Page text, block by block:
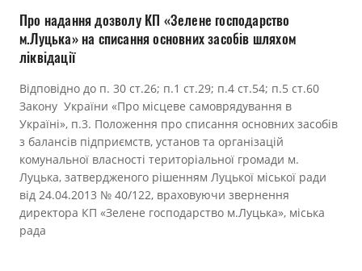
Документи
Про надання дозволу КП «Зелене господарство
м.Луцька» на списання основних засобів шляхом
ліквідації
Відповідно до п. 30 ст.26; п.1 ст.29; п.4 ст.54; п.5 ст.60
Закону України «Про місцеве самоврядування в
Україні», п.3. Положення про списання основних засобів
з балансів підприємств, установ та організацій
комунальної власності територіальної громади м.
Луцька, затвердженого рішенням Луцької міської ради
від 24.04.2013 № 40/122, враховуючи звернення
директора КП «Зелене господарство м.Луцька», міська
рада